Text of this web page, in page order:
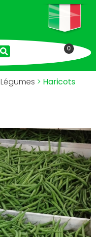
0
Légumes > Haricots